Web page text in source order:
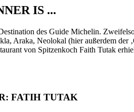
IS ...
des Guide Michelin.
Araka, Neolokal (hier außerdem der
von Spitzenkoch Faith Tutak
FATIH TUTAK